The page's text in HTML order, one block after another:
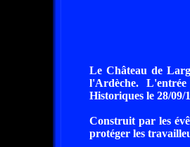
Le Château de
l'Ardèche.
Historiques le 28/09/
Construit par les
protéger les